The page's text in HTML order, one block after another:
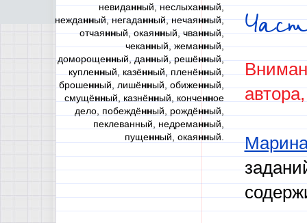
невиданный, неслыханный,
нежданный, негаданный, нечаянный,
отчаянный, окаянный, чванный,
чеканный, жеманный,
доморощенный, данный, решённый,
купленный, казённый, пленённый,
брошенный, лишённый, обиженный,
смущённый, казнённый, конченное
дело, побеждённый, рождённый,
пеклеванный, недреманный,
пущенный, окаянный.